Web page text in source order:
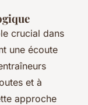
crucial dans
une écoute
et à
approche